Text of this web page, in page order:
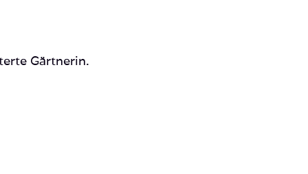
Gärtnerin.